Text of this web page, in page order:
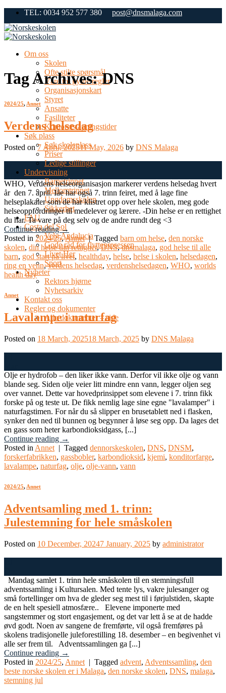
Skip
content
TEL: 0034 952 577 380 post@dnsmalaga.com
Om oss
Skolen
Ofte stilte spørsmål
Våre tre gylne regler
Organisasjonskart
Styret
Ansatte
Fasiliteter
Kontorets åpningstider
Søk plass
Søk skoleplass
Priser
Ledige stillinger
Undervisning
Barnetrinnet
Mellomtrinnet
Ungdomsskolen
Sikkerhet
FAU
Costa del Sol
Velg Andalucia
Gode råd for flytteprosessen
Livet Her
Sport
Nyheter
Rektors hjørne
Nyhetsarkiv
Kontakt oss
Regler og dokumenter
Alle dokumenter – side
Tag Archives:DNS
2024/25,Annet
Verdens helsedag
Posted on7 April, 202511 May, 2026 by DNS Malaga
Apr
WHO, Verdens helseorganisasjon markerer verdens helsedag hvert
år den 7. april. Iåe har også 7. trinn feiret, med å lage fine
helseplakater som de har klistret opp over hele skolen, meg gode
helseoppfordringer til medelever og lærere. -Din helse er en rettighet
du har. Ta vare på deg selv og de andre rundt deg <3
Continue reading→
Posted in 2024/25,Annet | Tagged barn om helse, den norske
skolen, din helse din rettighet,DNS,dnsmalaga, god helse til alle
barn, god start på livet, healthday, helse, helse i skolen, helsedagen,
ring en venn,verdens helsedag, verdenshelsedagen, WHO, worlds
health day
Annet
Lavalampe i naturfag
Posted on 18 March, 202518 March, 2025 by DNS Malaga
Olje er hydrofob – den liker ikke vann. Derfor vil ikke olje og vann
blande seg. Siden olje veier litt mindre enn vann, legger oljen seg
over vannet. Dette var hovedprinsippet som elevene i 7. trinn fikk
forske på og teste ut. De fikk nemlig lage sine egne "lavalamper" i
naturfagstimen. For når du så slipper en brusetablett ned i flasken,
synker den ned til bunnen og begynner å løse seg opp. Da lages det
en gass som heter karbondioksidgass, [...]
Continue reading →
Posted in Annet | Tagged dennorskeskolen, DNS, DNSM,
forskerfabrikken, gassbobler, karbondioksid, kjemi, konditorfarge,
lavalampe, naturfag, olje, olje-vann, vann
2024/25, Annet
Adventsamling med 1. trinn:
Julestemning for hele småskolen
Posted on 10 December, 20247 January, 2025 by administrator
Mandag samlet 1. trinn hele småskolen til en stemningsfull
adventssamling i Kultursalen. Med tente lys, vakre julesanger og
små fortellinger om hva de gleder seg mest til i førjulstiden, skapte
de en helt spesiell atmosfære.. Elevene imponerte med
sangstemmer og stort engasjement, og det var lett å se at de hadde
øvd godt. Noen av sangene de fremførte, vil også fremføres på
skolens tradisjonelle juleforestilling 18. desember – en begivenhet vi
alle ser frem til. Adventssamlingen ga [...]
Continue reading →
Posted in 2024/25, Annet | Tagged advent, Adventssamling, den
beste norske skolen er i Malaga, den norske skolen, DNS, malaga,
stemning jul